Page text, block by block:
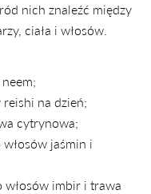
nich znaleźć między
ciała i włosów.
na dzień;
cytrynowa;
jaśmin i
imbir i trawa